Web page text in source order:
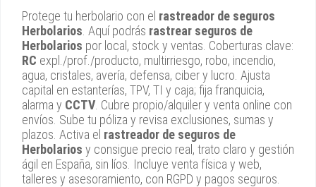
Protege tu herbolario con el rastreador de seguros
Herbolarios . Aquí podrás rastrear seguros de
Herbolarios por local, stock y ventas. Coberturas clave:
RC expl./prof./producto, multirriesgo, robo, incendio,
agua, cristales, avería, defensa, ciber y lucro. Ajusta
capital en estanterías, TPV, TI y caja; fija franquicia,
alarma y CCTV . Cubre propio/alquiler y venta online con
envíos. Sube tu póliza y revisa exclusiones, sumas y
plazos. Activa el rastreador de seguros de
Herbolarios y consigue precio real, trato claro y gestión
ágil en España, sin líos. Incluye venta física y web,
talleres y asesoramiento, con RGPD y pagos seguros.